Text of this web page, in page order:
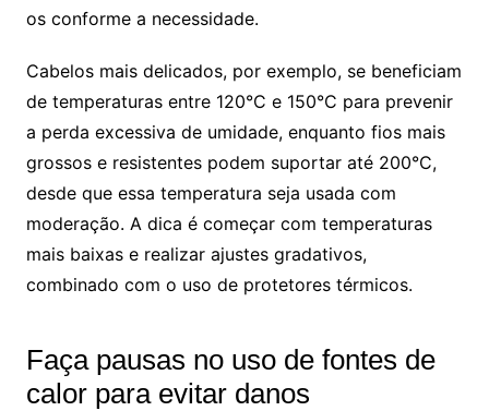
os conforme a necessidade.
Cabelos mais delicados, por exemplo, se beneficiam
de temperaturas entre 120°C e 150°C para prevenir
a perda excessiva de umidade, enquanto fios mais
grossos e resistentes podem suportar até 200°C,
desde que essa temperatura seja usada com
moderação. A dica é começar com temperaturas
mais baixas e realizar ajustes gradativos,
combinado com o uso de protetores térmicos.
Faça pausas no uso de fontes de
calor para evitar danos